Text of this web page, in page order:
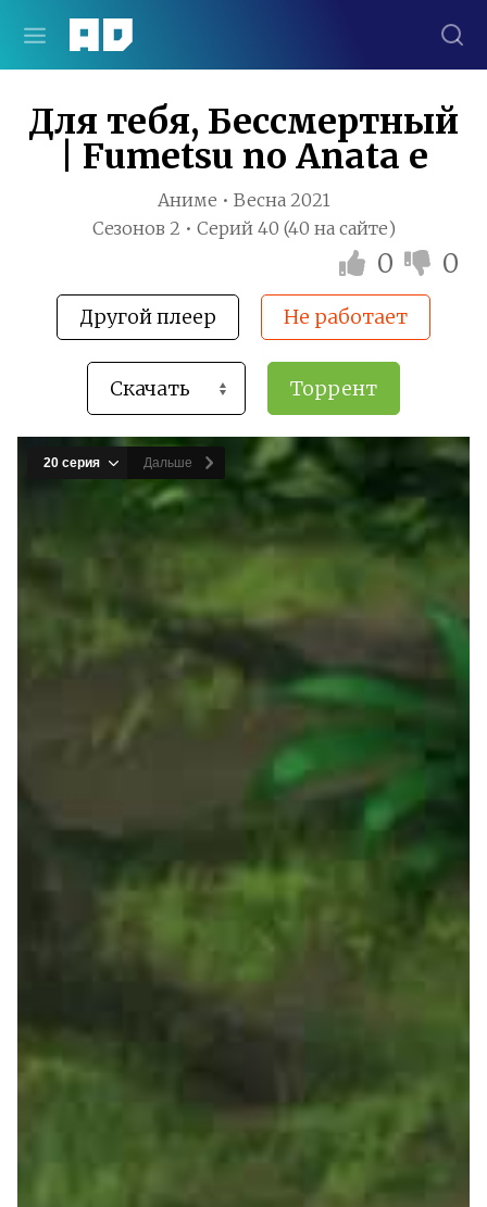
Для тебя, Бессмертный
| Fumetsu no Anata e
Аниме • Весна 2021
Сезонов 2 • Серий 40 (40 на сайте)
0 0
Другой плеер Не работает
Торрент